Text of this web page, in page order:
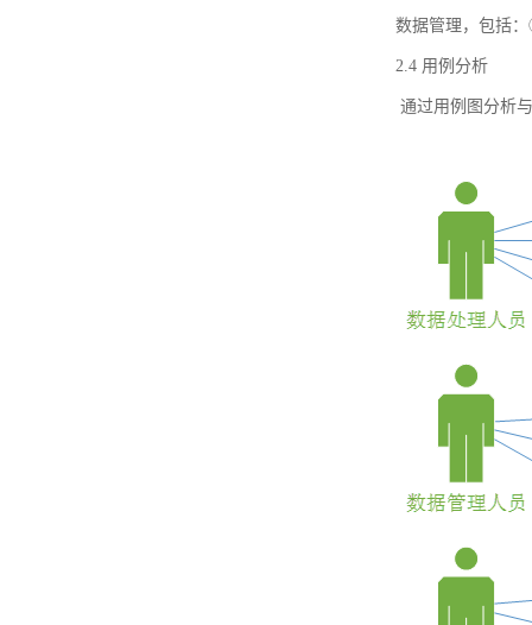
数据管理，包括
2.4 用例分析
通过用例图分析